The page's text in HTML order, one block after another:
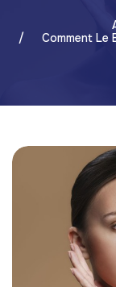
Comment Le